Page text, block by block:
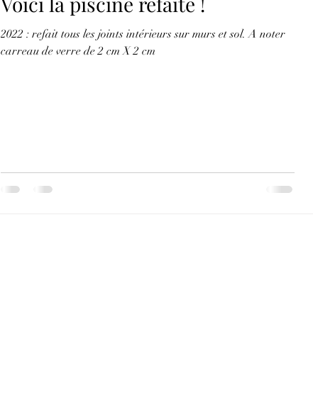
2022 : refait tous les joints intérieurs sur murs et sol. A noter
carreau de verre de 2 cm X 2 cm